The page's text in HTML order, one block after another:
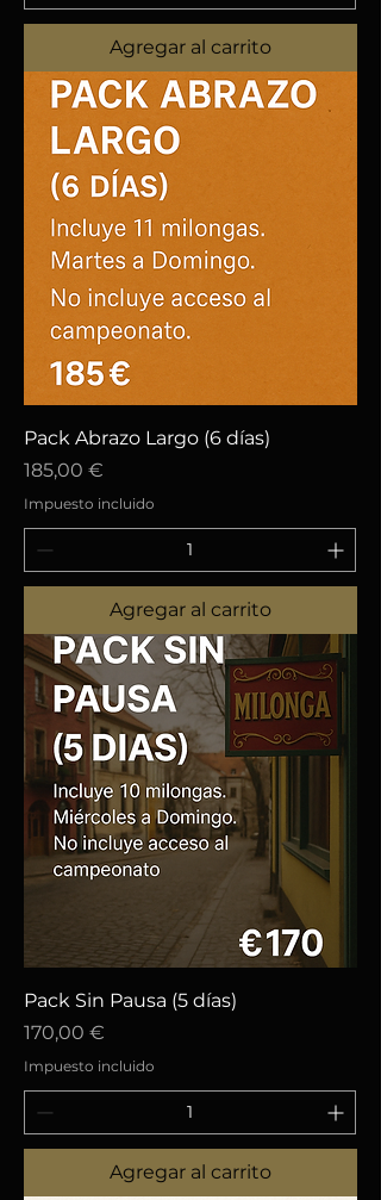
Agregar al carrito
Pack Abrazo Largo (6 días)
Precio
185,00 €
Impuesto incluido
Agregar al carrito
Pack Sin Pausa (5 días)
Precio
170,00 €
Impuesto incluido
Agregar al carrito